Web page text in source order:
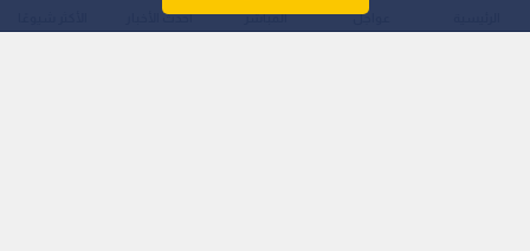
عواجل المباشر أحدث الأخبار